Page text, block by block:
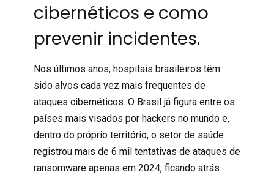
cibernéticos e como
prevenir incidentes.
Nos últimos anos, hospitais brasileiros têm
sido alvos cada vez mais frequentes de
ataques cibernéticos. O Brasil já figura entre os
países mais visados por hackers no mundo e,
dentro do próprio território, o setor de saúde
registrou mais de 6 mil tentativas de ataques de
ransomware apenas em 2024, ficando atrás